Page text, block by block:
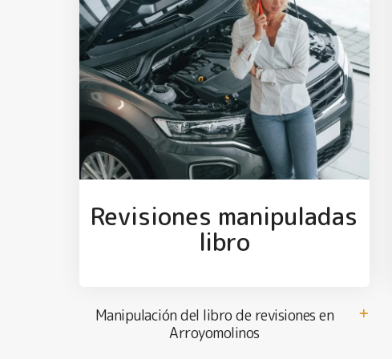
Revisiones manipuladas
libro
Manipulación del libro de revisiones en
Arroyomolinos